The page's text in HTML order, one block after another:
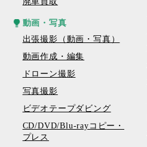
動画・写真
出張撮影（動画・写真）
動画作成・編集
ドローン撮影
写真撮影
ビデオテープダビング
CD/DVD/Blu-rayコピー・
プレス